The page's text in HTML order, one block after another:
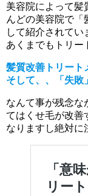
美容院によって髪
んどの美容院で「
して紹介されて
あくまでもトリー
髪質改善トリート
そして、、「失敗」
なんて事が残念な
てはくせ毛が改善
なりますし絶対に